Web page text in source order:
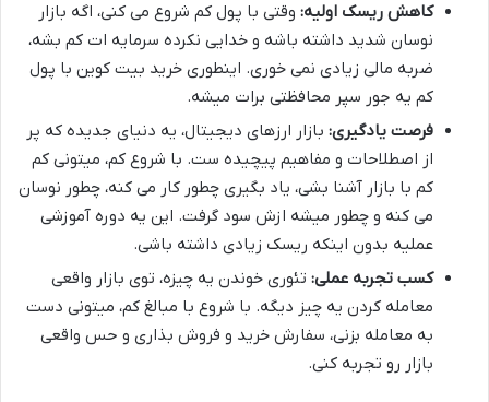
کاهش ریسک اولیه: وقتی با پول کم شروع می کنی، اگه بازار
نوسان شدید داشته باشه و خدایی نکرده سرمایه ات کم بشه،
ضربه مالی زیادی نمی خوری. اینطوری خرید بیت کوین با پول
کم یه جور سپر محافظتی برات میشه.
فرصت یادگیری: بازار ارزهای دیجیتال، یه دنیای جدیده که پر
از اصطلاحات و مفاهیم پیچیده ست. با شروع کم، میتونی کم
کم با بازار آشنا بشی، یاد بگیری چطور کار می کنه، چطور نوسان
می کنه و چطور میشه ازش سود گرفت. این یه دوره آموزشی
عملیه بدون اینکه ریسک زیادی داشته باشی.
کسب تجربه عملی: تئوری خوندن یه چیزه، توی بازار واقعی
معامله کردن یه چیز دیگه. با شروع با مبالغ کم، میتونی دست
به معامله بزنی، سفارش خرید و فروش بذاری و حس واقعی
بازار رو تجربه کنی.